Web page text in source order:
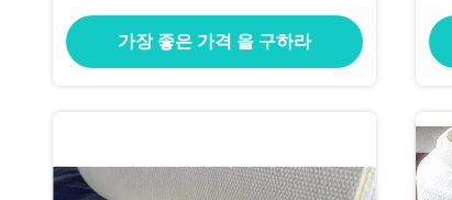
드
가장 좋은 가격 을 구하라